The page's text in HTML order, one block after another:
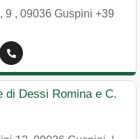
9 , 09036 Guspini +39
di Dessi Romina e C.